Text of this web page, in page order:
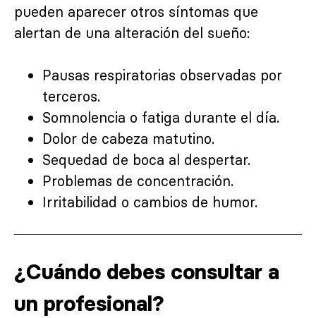
pueden aparecer otros síntomas que
alertan de una alteración del sueño:
Pausas respiratorias observadas por
terceros.
Somnolencia o fatiga durante el día.
Dolor de cabeza matutino.
Sequedad de boca al despertar.
Problemas de concentración.
Irritabilidad o cambios de humor.
¿Cuándo debes consultar a
un profesional?